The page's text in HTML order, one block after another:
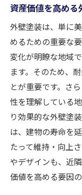
資産価値を高める
外壁塗装は、単に
めるための重要な
変化が明瞭な地域
ます。そのため、
とが重要です。さ
性を理解している
り効果的な外壁塗
は、建物の寿命を
たって維持・向上
やデザインも、近
価値を高める要因